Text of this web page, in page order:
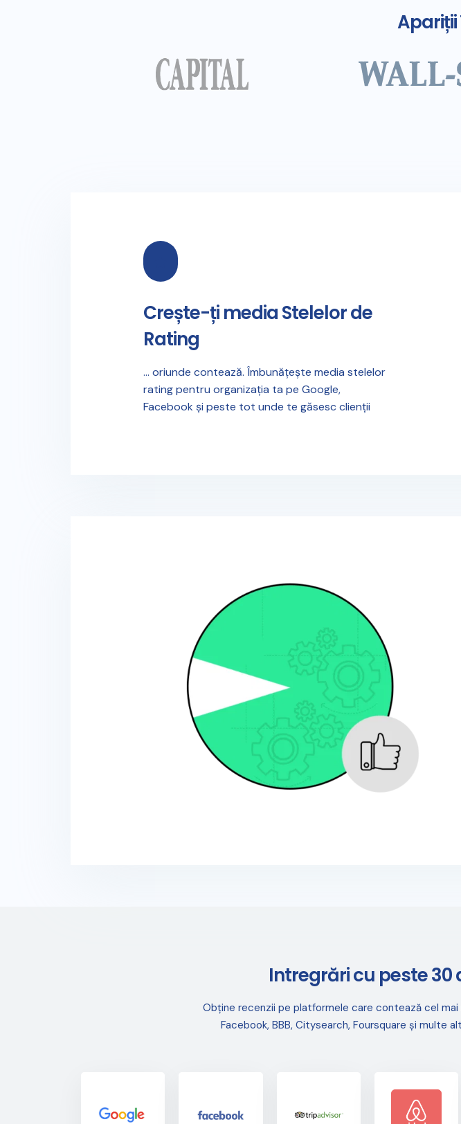
Crește-ți media Stelelor de
Rating
... oriunde contează. Îmbunățește media stelelor
rating pentru organizația ta pe Google,
Facebook și peste tot unde te găsesc clienții
Intregrări cu peste 30
Obține recenzii pe platformele care contează cel
Facebook, BBB, Citysearch, Foursquare și